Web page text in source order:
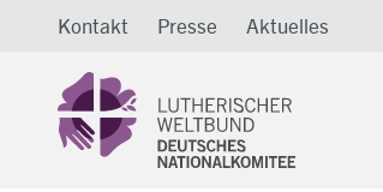
Direkt
Inhalt
Kontakt Presse Aktuelles